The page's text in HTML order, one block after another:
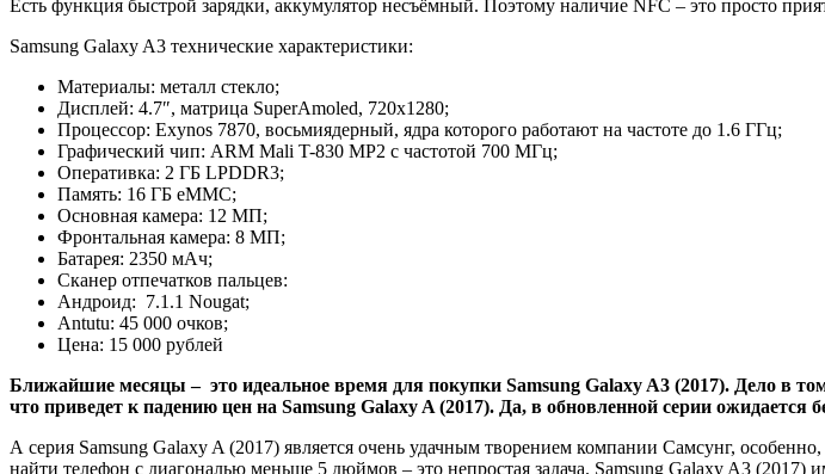
Есть функция быстрой зарядки, аккумулятор несъёмный. Поэтому наличие NFC – это просто
Samsung Galaxy A3 технические характеристики:
Материалы: металл стекло;
Дисплей: 4.7″, матрица SuperAmoled, 720х1280;
Процессор: Exynos 7870, восьмиядерный, ядра которого работают на частоте до 1.6 ГГц;
Графический чип: ARM Mali T-830 MP2 с частотой 700 МГц;
Оперативка: 2 ГБ LPDDR3;
Память: 16 ГБ eMMC;
Основная камера: 12 МП;
Фронтальная камера: 8 МП;
Батарея: 2350 мАч;
Сканер отпечатков пальцев:
Андроид: 7.1.1 Nougat;
Antutu: 45 000 очков;
Цена: 15 000 рублей
Ближайшие месяцы – это идеальное время для покупки Samsung Galaxy A3 (2017). Дело в
что приведет к падению цен на Samsung Galaxy A (2017). Да, в обновленной серии
А серия Samsung Galaxy A (2017) является очень удачным творением компании Самсунг,
найти телефон с диагональю меньше 5 дюймов – это непростая задача. Samsung Galaxy A3 (2017)